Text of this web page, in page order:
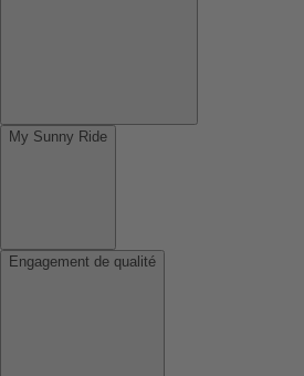
My Sunny Ride
Engagement de qualité